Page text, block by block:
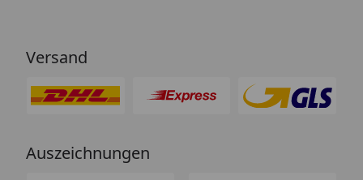
Versand
Auszeichnungen